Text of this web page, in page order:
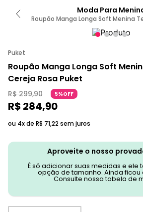
Moda Para
Roupão Manga Longa Soft Menina
Puket
Roupão Manga Longa Soft
Cereja Rosa Puket
R$ 299,90 5%OFF
R$ 284,90
ou 4x de R$ 71,22sem juros
Aproveite o nosso
É só adicionar suas medidas e ele
opção de tamanho. Ainda ficou
Consulte nossa tabela de